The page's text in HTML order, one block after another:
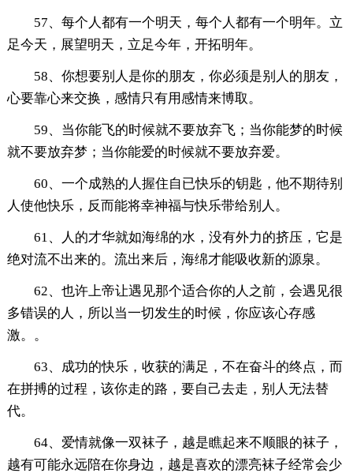
57、每个人都有一个明天，每个人都有一个明年。立
足今天，展望明天，立足今年，开拓明年。
58、你想要别人是你的朋友，你必须是别人的朋友，
心要靠心来交换，感情只有用感情来博取。
59、当你能飞的时候就不要放弃飞；当你能梦的时候
就不要放弃梦；当你能爱的时候就不要放弃爱。
60、一个成熟的人握住自已快乐的钥匙，他不期待别
人使他快乐，反而能将幸神福与快乐带给别人。
61、人的才华就如海绵的水，没有外力的挤压，它是
绝对流不出来的。流出来后，海绵才能吸收新的源泉。
62、也许上帝让遇见那个适合你的人之前，会遇见很
多错误的人，所以当一切发生的时候，你应该心存感
激。。
63、成功的快乐，收获的满足，不在奋斗的终点，而
在拼搏的过程，该你走的路，要自己去走，别人无法替
代。
64、爱情就像一双袜子，越是瞧起来不顺眼的袜子，
越有可能永远陪在你身边，越是喜欢的漂亮袜子经常会少